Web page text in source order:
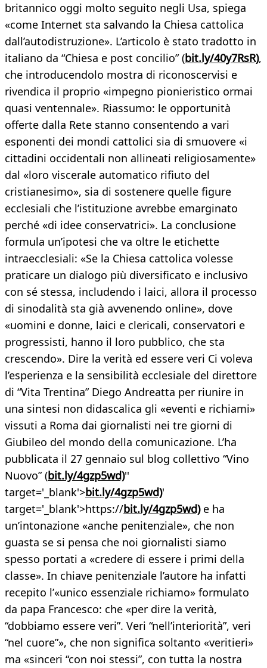
britannico oggi molto seguito negli Usa, spiega
«come Internet sta salvando la Chiesa cattolica
dall’autodistruzione». L’articolo è stato tradotto in
italiano da “Chiesa e post concilio” (bit.ly/40y7RsR),
che introducendolo mostra di riconoscervisi e
rivendica il proprio «impegno pionieristico ormai
quasi ventennale». Riassumo: le opportunità
offerte dalla Rete stanno consentendo a vari
esponenti dei mondi cattolici sia di smuovere «i
cittadini occidentali non allineati religiosamente»
dal «loro viscerale automatico rifiuto del
cristianesimo», sia di sostenere quelle figure
ecclesiali che l’istituzione avrebbe emarginato
perché «di idee conservatrici». La conclusione
formula un’ipotesi che va oltre le etichette
intraecclesiali: «Se la Chiesa cattolica volesse
praticare un dialogo più diversificato e inclusivo
con sé stessa, includendo i laici, allora il processo
di sinodalità sta già avvenendo online», dove
«uomini e donne, laici e clericali, conservatori e
progressisti, hanno il loro pubblico, che sta
crescendo». Dire la verità ed essere veri Ci voleva
l’esperienza e la sensibilità ecclesiale del direttore
di “Vita Trentina” Diego Andreatta per riunire in
una sintesi non didascalica gli «eventi e richiami»
vissuti a Roma dai giornalisti nei tre giorni di
Giubileo del mondo della comunicazione. L’ha
pubblicata il 27 gennaio sul blog collettivo “Vino
Nuovo” (bit.ly/4gzp5wd)''
target='_blank'>bit.ly/4gzp5wd)'
target='_blank'>https://bit.ly/4gzp5wd)e ha
un’intonazione «anche penitenziale», che non
guasta se si pensa che noi giornalisti siamo
spesso portati a «credere di essere i primi della
classe». In chiave penitenziale l’autore ha infatti
recepito l’«unico essenziale richiamo» formulato
da papa Francesco: che «per dire la verità,
“dobbiamo essere veri”. Veri “nell’interiorità”, veri
“nel cuore”», che non significa soltanto «veritieri»
ma «sinceri “con noi stessi”, con tutta la nostra